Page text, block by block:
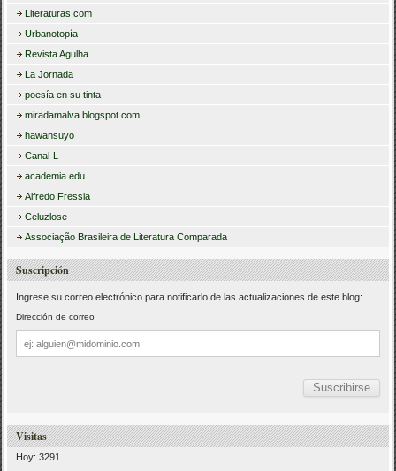
Literaturas.com
Urbanotopía
Revista Agulha
La Jornada
poesía en su tinta
miradamalva.blogspot.com
hawansuyo
Canal-L
academia.edu
Alfredo Fressia
Celuzlose
Associação Brasileira de Literatura Comparada
Suscripción
Ingrese su correo electrónico para notificarlo de las actualizaciones de este blog:
Dirección de correo
Dirección
de
correo
Visitas
Hoy: 3291